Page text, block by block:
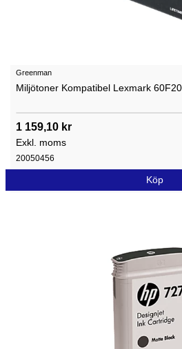
Greenman
Miljötoner Kompatibel Lexmark
1 159,10 kr
Exkl. moms
20050456
Köp